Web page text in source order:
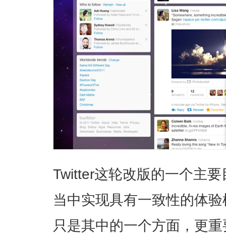
Twitter这轮改版的一个主
当中实现具有一致性的体
只是其中的一个方面，更